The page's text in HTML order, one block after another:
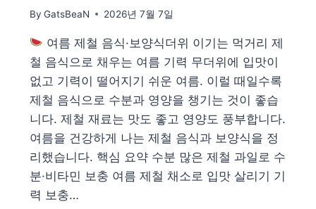
By GatsBeaN 2026년 7월 7일
여름 제철 음식·보양식더위 이기는 먹거리 제
철 음식으로 채우는 여름 기력 무더위에 입맛이
없고 기력이 떨어지기 쉬운 여름. 이럴 때일수록
제철 음식으로 수분과 영양을 챙기는 것이 좋습
니다. 제철 재료는 맛도 좋고 영양도 풍부합니다.
여름을 건강하게 나는 제철 음식과 보양식을 정
리했습니다. 핵심 요약 수분 많은 제철 과일로 수
분·비타민 보충 여름 제철 채소로 입맛 살리기 기
력 보충…